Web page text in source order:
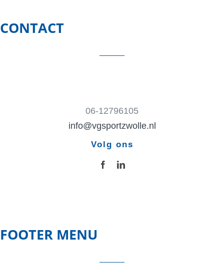
CONTACT
06-12796105
info@vgsportzwolle.nl
Volg ons
FOOTER MENU